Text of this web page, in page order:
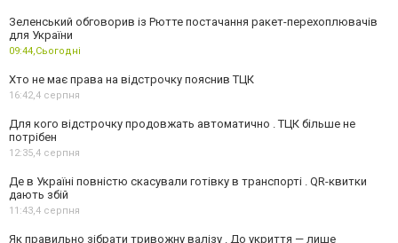
Зеленський обговорив із Рютте постачання ракет-перехоплювачів
для України
09:44,Сьогодні
Хто не має права на відстрочку пояснив ТЦК
16:42,4 серпня
Для кого відстрочку продовжать автоматично . ТЦК більше не
потрібен
12:35,4 серпня
Де в Україні повністю скасували готівку в транспорті . QR-квитки
дають збій
11:43,4 серпня
Як правильно зібрати тривожну валізу . До укриття — лише